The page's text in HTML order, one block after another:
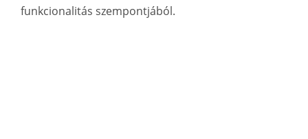
funkcionalitás szempontjából.